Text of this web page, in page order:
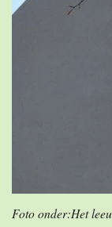
Foto onder:Het